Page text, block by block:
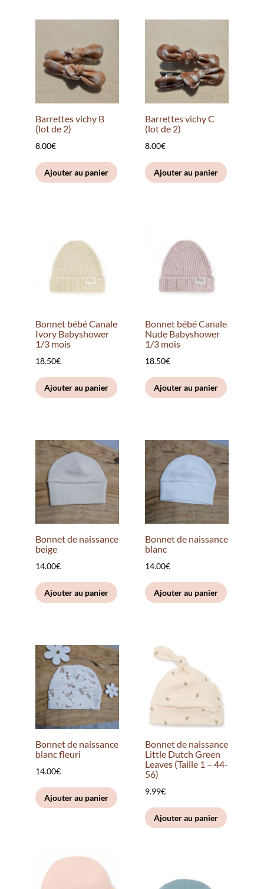
Barrettes vichy B
(lot de 2)
8.00€
Ajouter au panier
Barrettes vichy C
(lot de 2)
8.00€
Ajouter au panier
Bonnet bébé Canale
Ivory Babyshower
1/3 mois
18.50€
Ajouter au panier
Bonnet bébé Canale
Nude Babyshower
1/3 mois
18.50€
Ajouter au panier
Bonnet de naissance
beige
14.00€
Ajouter au panier
Bonnet de naissance
blanc
14.00€
Ajouter au panier
Bonnet de naissance
blanc fleuri
14.00€
Ajouter au panier
Bonnet de naissance
Little Dutch Green
Leaves (Taille 1 – 44-
56)
9.99€
Ajouter au panier